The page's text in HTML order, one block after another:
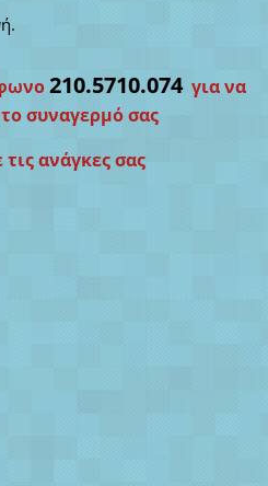
210.5710.074 για να
συναγερμό σας
ανάγκες σας